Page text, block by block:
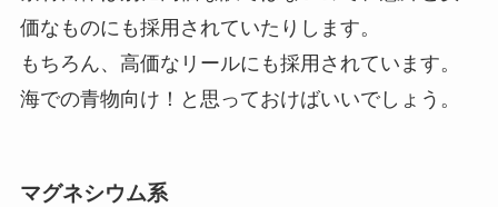
価なものにも採用されていたりします。
もちろん、高価なリールにも採用されています。
海での青物向け！と思っておけばいいでしょう。
マグネシウム系